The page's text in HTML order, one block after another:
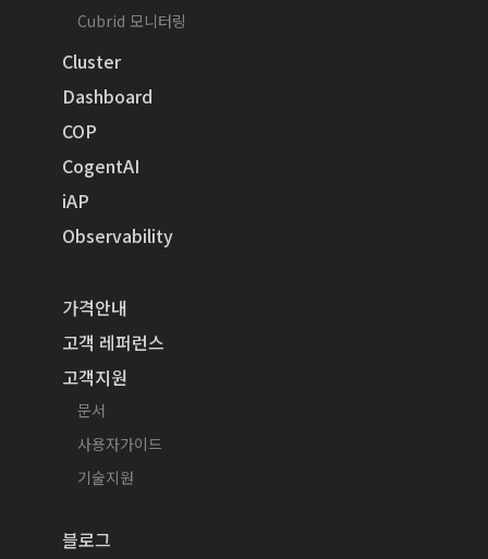
Cubrid 모니터링
Cluster
Dashboard
COP
CogentAI
iAP
Observability
가격안내
고객 레퍼런스
고객지원
문서
사용자가이드
기술지원
블로그